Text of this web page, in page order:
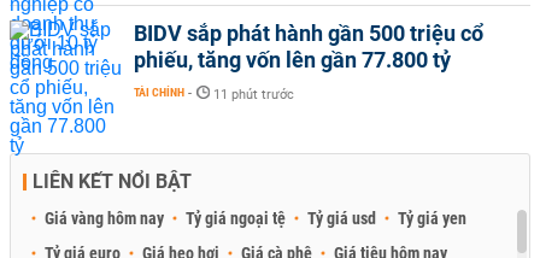
BIDV sắp phát hành gần 500 triệu cổ
phiếu, tăng vốn lên gần 77.800 tỷ
TÀI CHÍNH - 11 phút trước
LIÊN KẾT NỔI BẬT
Giá vàng hôm nay Tỷ giá ngoại tệ Tỷ giá usd
Tỷ giá yen
Tỷ giá euro
Giá heo hơi Giá cà phê Giá tiêu hôm nay